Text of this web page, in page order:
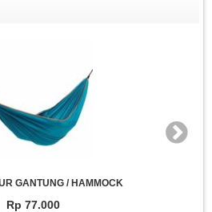
GANTUNG / HAMMOCK
Rp 77.000